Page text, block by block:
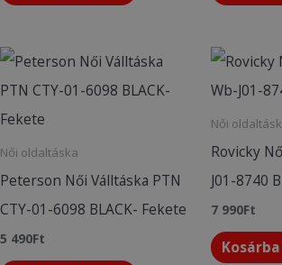
Női oldaltáska
Peterson Női Válltáska PTN
CTY-01-6098 BLACK- Fekete
5 490Ft
Női
Rovicky
J01-8740
7 990Ft